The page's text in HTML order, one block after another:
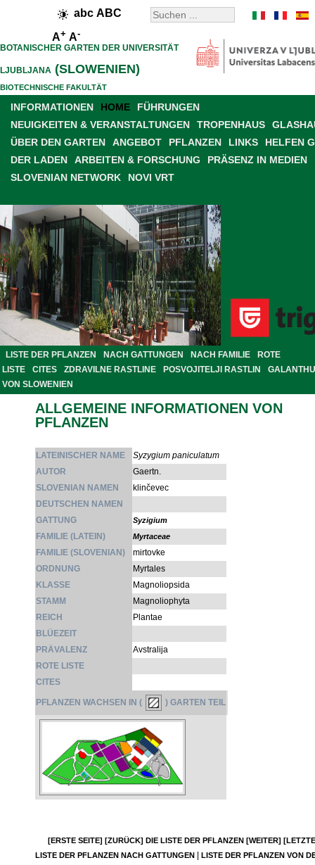
abc ABC
A+ A-
BOTANISCHER GARTEN DER UNIVERSITÄT
LJUBLJANA (SLOWENIEN)
BIOTECHNISCHE FAKULTÄT
INFORMATIONEN HOME
FÜHRUNGEN
NEUIGKEITEN & VERANSTALTUNGEN
TROPENHAUS
ÜBER DEN GARTEN
ANGEBOT PFLANZEN LINKS
HELFEN
DER LADEN
ARBEITEN & FORSCHUNG
PRÄSENZ IN MEDIEN
SLOVENIAN NETWORK
NOVI VRT
LISTE DER PFLANZEN NACH GATTUNGEN NACH FAMILIE
ROTE
LISTE
CITES ZDRAVILNE RASTLINE POSVOJITELJI RASTLIN
VON SLOWENIEN
ALLGEMEINE INFORMATIONEN VON
PFLANZEN
LATEINISCHER NAME
Syzygium paniculatum
AUTOR
Gaertn.
SLOVENIAN NAMEN
klinčevec
DEUTSCHEN NAMEN
GATTUNG
Syzigium
FAMILIE (LATEIN) Myrtaceae
FAMILIE (SLOVENIAN)
mirtovke
ORDNUNG
Myrtales
KLASSE
Magnoliopsida
STAMM
Magnoliophyta
REICH
Plantae
BLÜEZEIT
PRÄVALENZ
Avstralija
ROTE LISTE
CITES
PFLANZEN WACHSEN IN ( ) GARTEN TEIL
[ERSTE SEITE] [ZURÜCK] DIE LISTE DER PFLANZEN [WEITER]
LISTE DER PFLANZEN NACH GATTUNGEN
LISTE DER PFLANZEN VON